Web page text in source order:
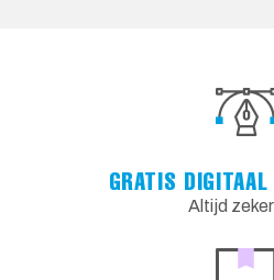
GRATIS DIGITAAL
Altijd